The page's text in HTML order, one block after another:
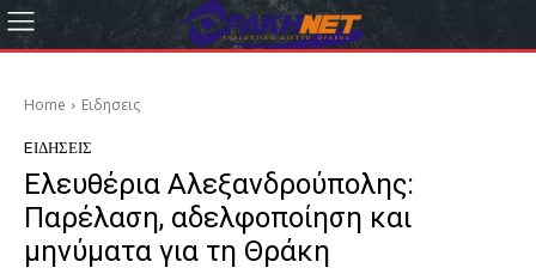
Home Eιδησεις
EΙΔΗΣΕΙΣ
Eλευθέρια Αλεξανδρούπολης:
Παρέλαση, αδελφοποίηση και
μηνύματα για τη Θράκη